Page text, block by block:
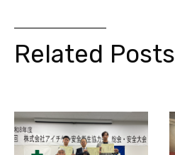
Related Posts